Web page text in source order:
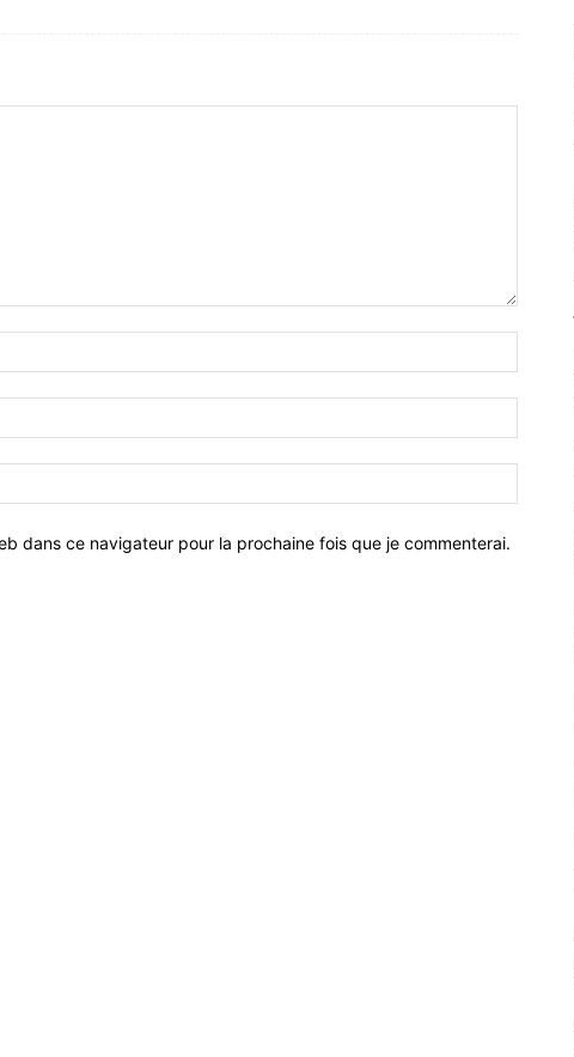
:*
:*
:
dans ce navigateur pour la prochaine fois que je commenterai.